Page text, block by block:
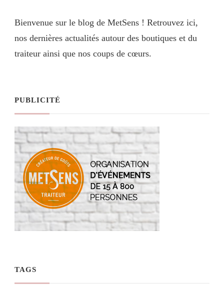
Bienvenue sur le blog de MetSens ! Retrouvez ici,
nos dernières actualités autour des boutiques et du
traiteur ainsi que nos coups de cœurs.
PUBLICITÉ
TAGS